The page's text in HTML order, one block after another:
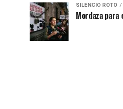
SILENCIO ROTO
Mordaza